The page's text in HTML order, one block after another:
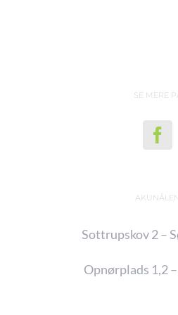
SE MERE
Sottrupskov 2 –
Opnørplads 1,2